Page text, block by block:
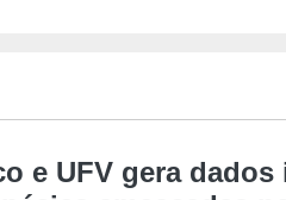
e UFV gera